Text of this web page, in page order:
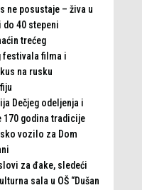
ne posustaje – živa u
40 stepeni
trećeg
festivala filma i
na rusku
Dečjeg odeljenja i
170 godina tradicije
vozilo za Dom
za đake, sledeći
sala u OŠ “Dušan